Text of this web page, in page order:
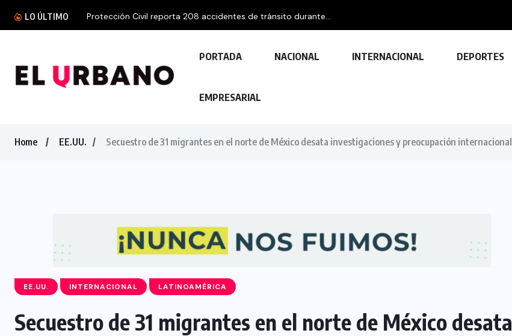
LO ÚLTIMO Protección Civil reporta 208 accidentes de tránsito durante...
PORTADA NACIONAL INTERNACIONAL DEPORTES
EMPRESARIAL
Home EE.UU. Secuestro de 31 migrantes en el norte de México desata investigaciones y preocupación internacional
EE.UU. INTERNACIONAL LATINOAMÉRICA
Secuestro de 31 migrantes en el norte de México desata
TECNOLOGÍA